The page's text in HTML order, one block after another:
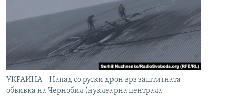
УКРАИНА – Напад со руски дрон врз заштитната
обвивка на Чернобил (нуклеарна централа